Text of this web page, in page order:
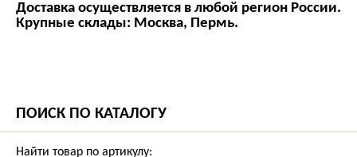
Доставка осуществляется в любой регион России.
Крупные склады: Москва, Пермь.
ПОИСК ПО КАТАЛОГУ
Найти товар по артикулу: